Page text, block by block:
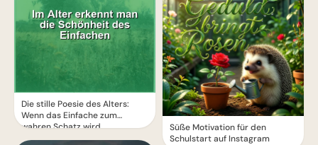
Die stille Poesie des Alters:
Wenn das Einfache zum
wahren Schatz wird
Süße Motivation für den
Schulstart auf Instagram